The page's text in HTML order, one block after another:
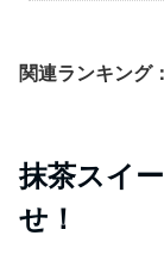
関連ランキング：
抹茶スイ
せ！